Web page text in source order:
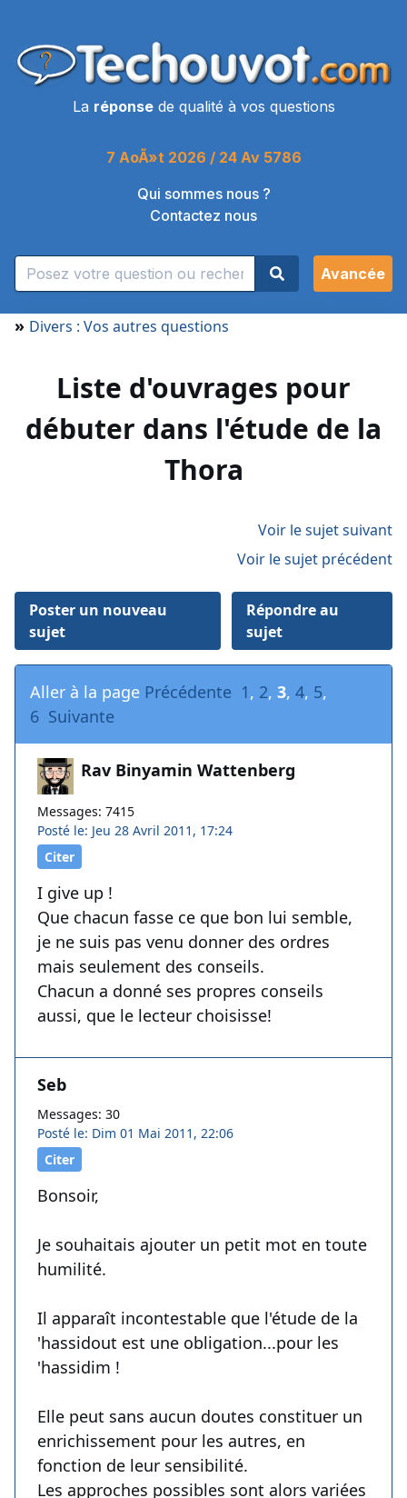
La réponsede qualité à vos questions
7 AoÃ»t 2026 / 24 Av 5786
Qui sommes nous ?
Contactez nous
Avancée
» Divers : Vos autres questions
Liste d'ouvrages pour
débuter dans l'étude de la
Thora
Voir le sujet suivant
Voir le sujet précédent
Poster un nouveau
sujet
Répondre au
sujet
Aller à la page Précédente 1, 2, 3, 4, 5,
6 Suivante
Rav Binyamin Wattenberg
Messages: 7415
Posté le: Jeu 28 Avril 2011, 17:24
Citer
I give up !
Que chacun fasse ce que bon lui semble,
je ne suis pas venu donner des ordres
mais seulement des conseils.
Chacun a donné ses propres conseils
aussi, que le lecteur choisisse!
Seb
Messages: 30
Posté le: Dim 01 Mai 2011, 22:06
Citer
Bonsoir,
Je souhaitais ajouter un petit mot en toute
humilité.
Il apparaît incontestable que l'étude de la
'hassidout est une obligation...pour les
'hassidim !
Elle peut sans aucun doutes constituer un
enrichissement pour les autres, en
fonction de leur sensibilité.
Les approches possibles sont alors variées